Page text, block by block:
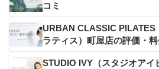
コミ
URBAN CLASSIC PILATES
ラティス）町屋店の評価・
STUDIO IVY（スタジオアイ